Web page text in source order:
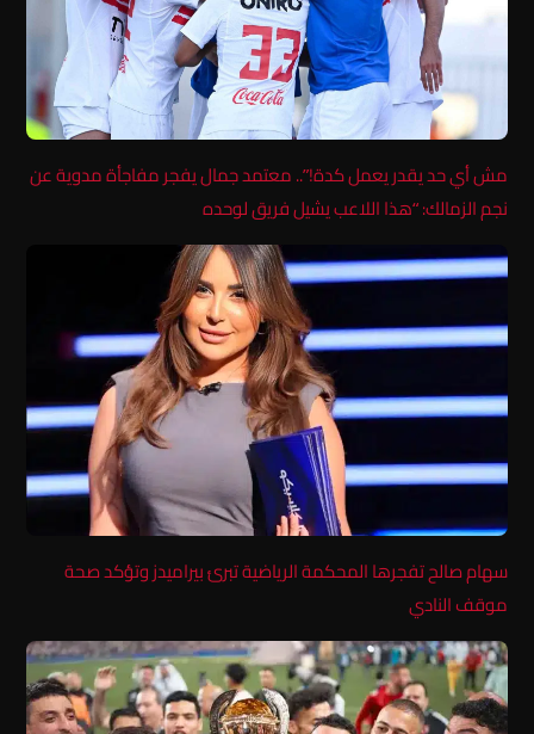
مش أي حد يقدر يعمل كدة!”.. معتمد جمال يفجر مفاجأة مدوية عن
نجم الزمالك: “هذا اللاعب يشيل فريق لوحده
سهام صالح تفجرها المحكمة الرياضية تبرئ بيراميدز وتؤكد صحة
موقف النادي